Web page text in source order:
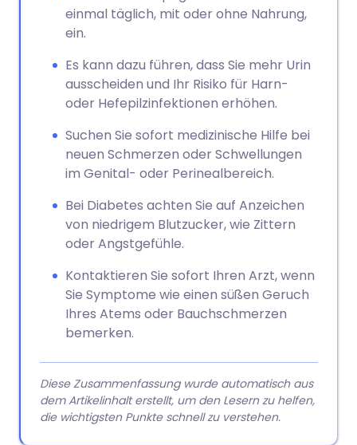
einmal täglich, mit oder ohne Nahrung,
ein.
Es kann dazu führen, dass Sie mehr Urin
ausscheiden und Ihr Risiko für Harn-
oder Hefepilzinfektionen erhöhen.
Suchen Sie sofort medizinische Hilfe bei
neuen Schmerzen oder Schwellungen
im Genital- oder Perinealbereich.
Bei Diabetes achten Sie auf Anzeichen
von niedrigem Blutzucker, wie Zittern
oder Angstgefühle.
Kontaktieren Sie sofort Ihren Arzt, wenn
Sie Symptome wie einen süßen Geruch
Ihres Atems oder Bauchschmerzen
bemerken.
Diese Zusammenfassung wurde automatisch aus
dem Artikelinhalt erstellt, um den Lesern zu helfen,
die wichtigsten Punkte schnell zu verstehen.